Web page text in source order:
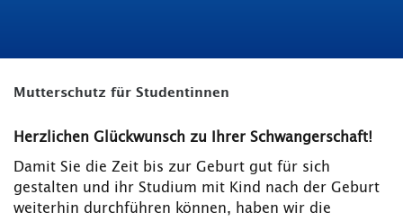
Mutterschutz für Studentinnen
Herzlichen Glückwunsch zu Ihrer Schwangerschaft!
Damit Sie die Zeit bis zur Geburt gut für sich
gestalten und ihr Studium mit Kind nach der Geburt
weiterhin durchführen können, haben wir die